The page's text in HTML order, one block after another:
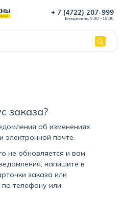
+ 7 (4722) 207-999
Ежедневно, 9:00 - 19:00
заказа?
об изменениях
электронной почте.
не обновляется и вам
напишите в
заказа или
телефону или